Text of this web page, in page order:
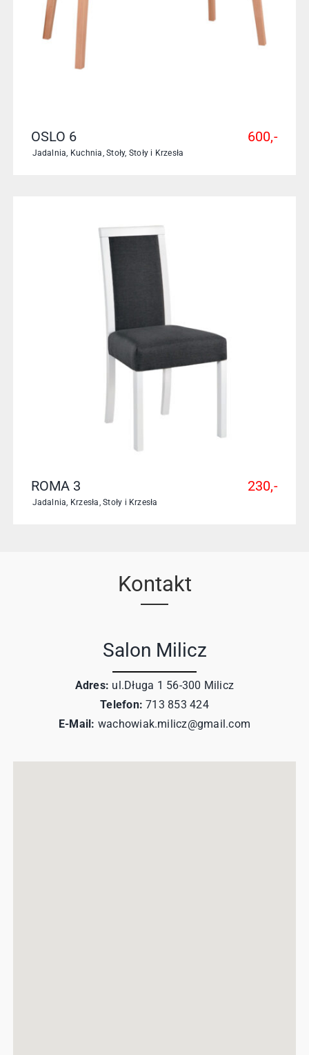
OSLO 6
Jadalnia Kuchnia ,Stoły, Stoły i Krzesła
600,-
ROMA 3
Jadalnia Krzesła ,Stoły i Krzesła
230,-
Kontakt
Salon Milicz
Adres: ul.Długa 1 56-300 Milicz
Telefon: 713 853 424
E-Mail: wachowiak.milicz@gmail.com